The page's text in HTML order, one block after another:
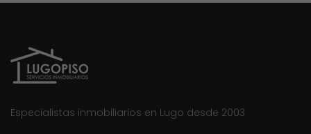
Especialistas inmobiliarios en Lugo desde 2003